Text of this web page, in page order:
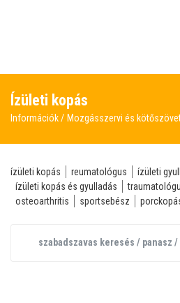
Ízületi kopás
Információk Mozgásszervi és
ízületi kopás reumatológus
ízületi
ízületi kopás és gyulladás
osteoarthritis
sportsebész